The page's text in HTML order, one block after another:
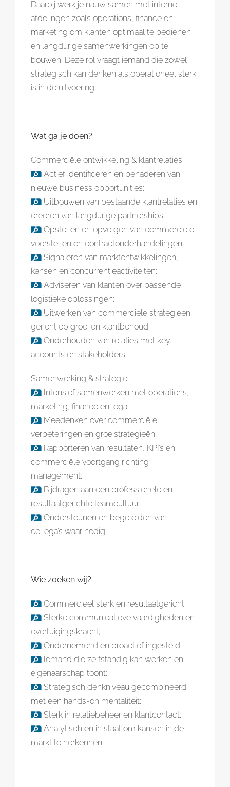
Daarbij werk je nauw samen met interne
afdelingen zoals operations, finance en
marketing om klanten optimaal te bedienen
en langdurige samenwerkingen op te
bouwen. Deze rol vraagt iemand die zowel
strategisch kan denken als operationeel sterk
is in de uitvoering.
Wat ga je doen?
Commerciële ontwikkeling & klantrelaties
Actief identificeren en benaderen van
nieuwe business opportunities;
Uitbouwen van bestaande klantrelaties en
creëren van langdurige partnerships;
Opstellen en opvolgen van commerciële
voorstellen en contractonderhandelingen;
Signaleren van marktontwikkelingen,
kansen en concurrentieactiviteiten;
Adviseren van klanten over passende
logistieke oplossingen;
Uitwerken van commerciële strategieën
gericht op groei en klantbehoud;
Onderhouden van relaties met key
accounts en stakeholders.
Samenwerking & strategie
Intensief samenwerken met operations,
marketing, finance en legal;
Meedenken over commerciële
verbeteringen en groeistrategieën;
Rapporteren van resultaten, KPI’s en
commerciële voortgang richting
management;
Bijdragen aan een professionele en
resultaatgerichte teamcultuur;
Ondersteunen en begeleiden van
collega’s waar nodig.
Wie zoeken wij?
Commercieel sterk en resultaatgericht;
Sterke communicatieve vaardigheden en
overtuigingskracht;
Ondernemend en proactief ingesteld;
Iemand die zelfstandig kan werken en
eigenaarschap toont;
Strategisch denkniveau gecombineerd
met een hands-on mentaliteit;
Sterk in relatiebeheer en klantcontact;
Analytisch en in staat om kansen in de
markt te herkennen.